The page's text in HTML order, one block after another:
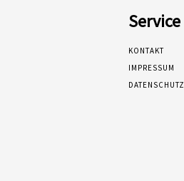
Service
KONTAKT
IMPRESSUM
DATENSCHUTZ